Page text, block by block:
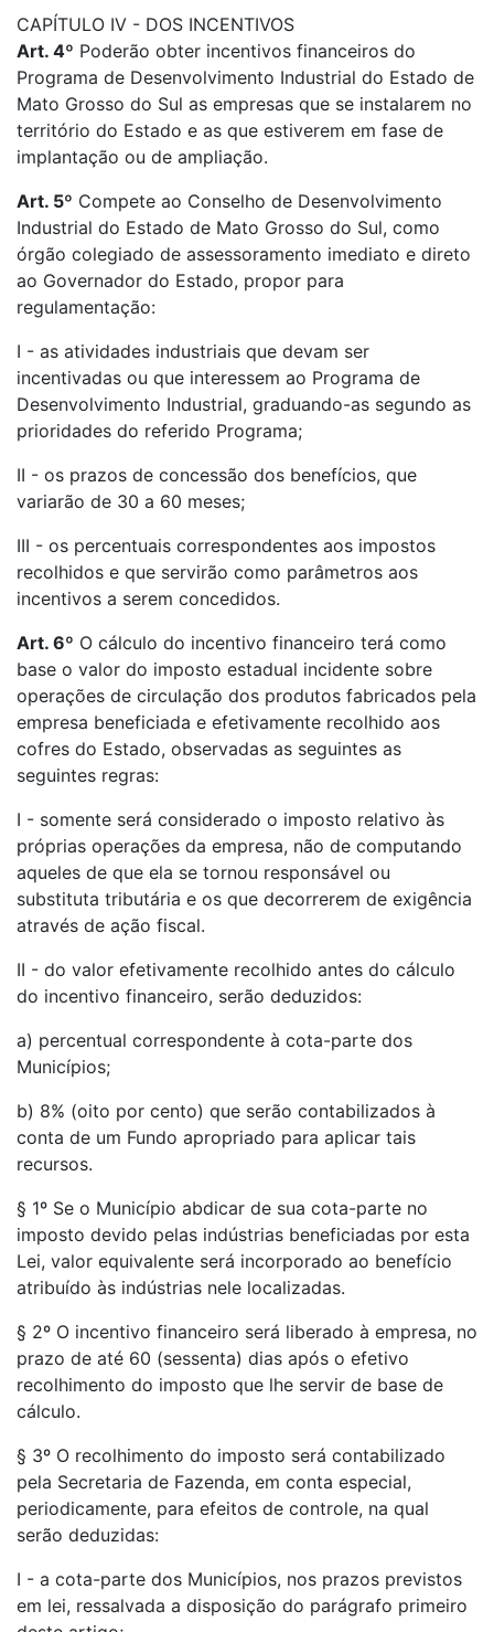
CAPÍTULO IV - DOS INCENTIVOS
Art. 4º Poderão obter incentivos financeiros do
Programa de Desenvolvimento Industrial do Estado de
Mato Grosso do Sul as empresas que se instalarem no
território do Estado e as que estiverem em fase de
implantação ou de ampliação.
Art. 5º Compete ao Conselho de Desenvolvimento
Industrial do Estado de Mato Grosso do Sul, como
órgão colegiado de assessoramento imediato e direto
ao Governador do Estado, propor para
regulamentação:
I - as atividades industriais que devam ser
incentivadas ou que interessem ao Programa de
Desenvolvimento Industrial, graduando-as segundo as
prioridades do referido Programa;
II - os prazos de concessão dos benefícios, que
variarão de 30 a 60 meses;
III - os percentuais correspondentes aos impostos
recolhidos e que servirão como parâmetros aos
incentivos a serem concedidos.
Art. 6º O cálculo do incentivo financeiro terá como
base o valor do imposto estadual incidente sobre
operações de circulação dos produtos fabricados pela
empresa beneficiada e efetivamente recolhido aos
cofres do Estado, observadas as seguintes as
seguintes regras:
I - somente será considerado o imposto relativo às
próprias operações da empresa, não de computando
aqueles de que ela se tornou responsável ou
substituta tributária e os que decorrerem de exigência
através de ação fiscal.
II - do valor efetivamente recolhido antes do cálculo
do incentivo financeiro, serão deduzidos:
a) percentual correspondente à cota-parte dos
Municípios;
b) 8% (oito por cento) que serão contabilizados à
conta de um Fundo apropriado para aplicar tais
recursos.
§ 1º Se o Município abdicar de sua cota-parte no
imposto devido pelas indústrias beneficiadas por esta
Lei, valor equivalente será incorporado ao benefício
atribuído às indústrias nele localizadas.
§ 2º O incentivo financeiro será liberado à empresa, no
prazo de até 60 (sessenta) dias após o efetivo
recolhimento do imposto que lhe servir de base de
cálculo.
§ 3º O recolhimento do imposto será contabilizado
pela Secretaria de Fazenda, em conta especial,
periodicamente, para efeitos de controle, na qual
serão deduzidas:
I - a cota-parte dos Municípios, nos prazos previstos
em lei, ressalvada a disposição do parágrafo primeiro